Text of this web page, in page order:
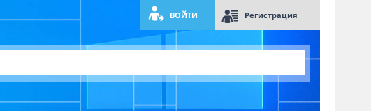
ВОЙТИ Регистрация